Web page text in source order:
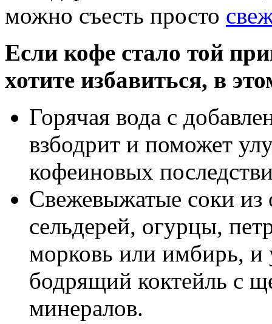
можно съесть просто
Если кофе стало той
хотите избавиться, в
Горячая вода с
взбодрит и поможет
кофеиновых
Свежевыжатые соки из
сельдерей, огурцы,
морковь или имбирь, и
бодрящий коктейль с
минералов.